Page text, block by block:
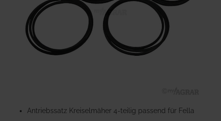
AnfangAntriebssatz Kreiselmäher 4-teilig passend für Fella